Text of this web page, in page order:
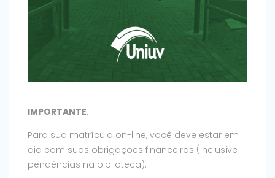
IMPORTANTE:
Para sua matrícula on-line, você deve estar em
dia com suas obrigações financeiras (inclusive
pendências na biblioteca).